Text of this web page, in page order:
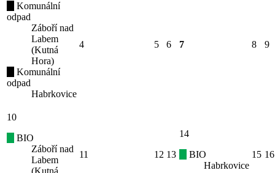
Komunální
odpad
Záboří nad
Labem
(Kutná
Hora)
Komunální
odpad
Habrkovice
4 5 6 7 8 9
10
BIO
Záboří nad
Labem
11 12 13
14
BIO
Habrkovice
15 16